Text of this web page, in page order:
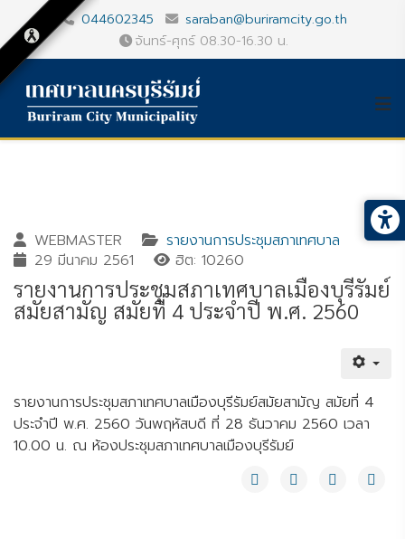
044602345
saraban@buriramcity.go.th
จันทร์-ศุกร์ 08.30-16.30 น.
WEBMASTER
รายงานการประชุมสภาเทศบาล
29 มีนาคม 2561
ฮิต: 10260
รายงานการประชุมสภาเทศบาลเมืองบุรีรัมย์
สมัยสามัญ สมัยที่ 4 ประจำปี พ.ศ. 2560
รายงานการประชุมสภาเทศบาลเมืองบุรีรัมย์สมัยสามัญ สมัยที่ 4
ประจำปี พ.ศ. 2560 วันพฤหัสบดี ที่ 28 ธันวาคม 2560 เวลา
10.00 น. ณ ห้องประชุมสภาเทศบาลเมืองบุรีรัมย์